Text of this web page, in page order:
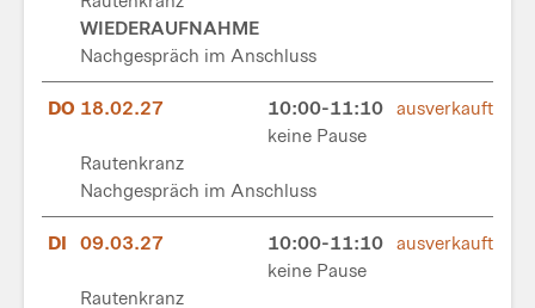
WIEDERAUFNAHME
Nachgespräch im Anschluss
DO 18.02.27
10:00-11:10
keine Pause
Rautenkranz
Nachgespräch im Anschluss
ausverkauft
DI 09.03.27
10:00-11:10
keine Pause
Rautenkranz
ausverkauft